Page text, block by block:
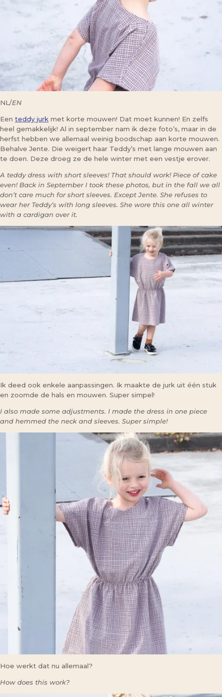
NL/EN
Een teddy jurk met korte mouwen! Dat moet kunnen! En zelfs
heel gemakkelijk! Al in september nam ik deze foto’s, maar in de
herfst hebben we allemaal weinig boodschap aan korte mouwen.
Behalve Jente. Die weigert haar Teddy’s met lange mouwen aan
te doen. Deze droeg ze de hele winter met een vestje erover.
A teddy dress with short sleeves! That should work! Piece of cake
even! Back in September I took these photos, but in the fall we all
don’t care much for short sleeves. Except Jente. She refuses to
wear her Teddy’s with long sleeves. She wore this one all winter
with a cardigan over it.
Ik deed ook enkele aanpassingen. Ik maakte de jurk uit één stuk
en zoomde de hals en mouwen. Super simpel!
I also made some adjustments. I made the dress in one piece
and hemmed the neck and sleeves. Super simple!
Hoe werkt dat nu allemaal?
How does this work?